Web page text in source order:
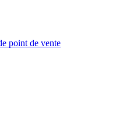
point de vente